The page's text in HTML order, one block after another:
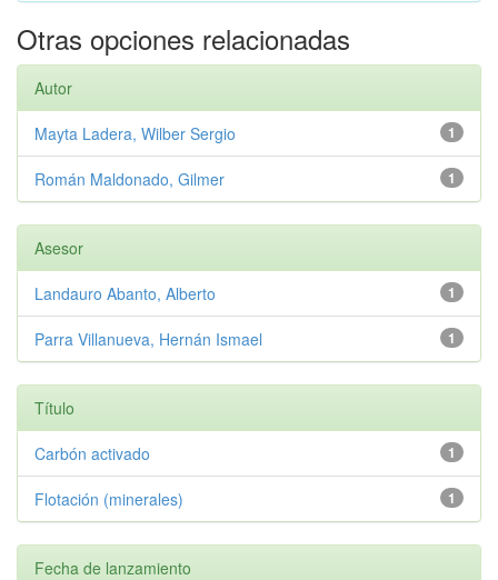
Otras opciones relacionadas
Autor
1
Mayta Ladera, Wilber Sergio
1
Román Maldonado, Gilmer
Asesor
1
Landauro Abanto, Alberto
1
Parra Villanueva, Hernán Ismael
Título
1
Carbón activado
1
Flotación (minerales)
Fecha de lanzamiento